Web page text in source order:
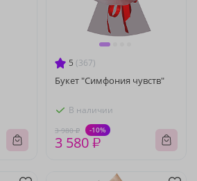
5 (367)
Букет "Симфония чувств"
В наличии
3 980 ₽ -10%
3 580 ₽